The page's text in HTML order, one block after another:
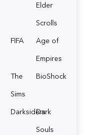
Elder
Scrolls
FIFA
Age of
Empires
The
Sims
BioShock
Darksiders
Dark
Souls